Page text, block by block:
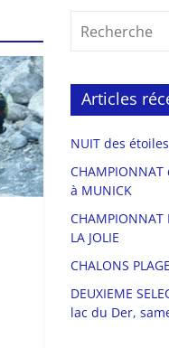
Articles
NUIT des
CHAMPIONNAT
à MUNICK
CHAMPIONNAT
LA JOLIE
CHALONS
DEUXIEME
lac du Der,